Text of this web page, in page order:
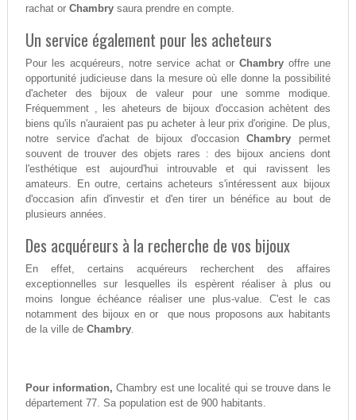
rachat or Chambrysaura prendre en compte.
Un service également pour les acheteurs
Pour les acquéreurs, notre service achat or Chambryoffre une
opportunité judicieuse dans la mesure où elle donne la possibilité
d'acheter des bijoux de valeur pour une somme modique.
Fréquemment , les aheteurs de bijoux d'occasion achètent des
biens qu'ils n'auraient pas pu acheter à leur prix d'origine. De plus,
notre service d'achat de bijoux d'occasionChambry permet
souvent de trouver des objets rares : des bijoux anciens dont
l'esthétique est aujourd'hui introuvable et qui ravissent les
amateurs. En outre, certains acheteurs s'intéressent aux bijoux
d'occasion afin d'investir et d'en tirer un bénéfice au bout de
plusieurs années.
Des acquéreurs à la recherche de vos bijoux
En effet, certains acquéreurs recherchent des affaires
exceptionnelles sur lesquelles ils espèrent réaliser à plus ou
moins longue échéance réaliser une plus-value. C'est le cas
notamment des bijoux en or que nous proposons aux habitants
de la ville de Chambry.
Pour information, Chambry est une localité qui se trouve dans le
département 77. Sa population est de 900 habitants.